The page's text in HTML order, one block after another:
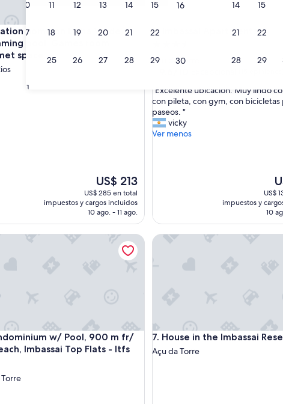
10 11 12 13 14 15 16
17 18 19 20 21 22
24 25 26 27 28 29 30
31
14 15
21 22
28 29
home on Linha Verde
pool, Games room,
space.
home on Linha Verde (Swimming pool, Games room,
El
precio
actual
es
de
US$ 213
US$ 213
US$ 285 en total
impuestos y cargos incluidos
10 ago. - 11 ago.
3. Imbassaí Apartments
Imbassaí Apartments
de
Açu da Torre
10,
Excepcional,
(15
opiniones)
"
E
x
c
e
i
a
i
"Excelente ubicación. Muy lindo
con pileta, con gym, con bicicletas
paseos. "
vicky
Ver menos
El
es
US$
impuestos y
10
w/ Pool, 900 m fr/
Imbassai Top Flats - Itfs
w/ Pool, 900 m fr/ the Beach, Imbassai Top Flats - Itfs
w/ Pool, 900 m fr/ the Beach, Imbassai Top Flats - Itfs
7. House in the Imbassai
House in the Imbassai Reserve
Açu da Torre
House in the Imbassai Reserve